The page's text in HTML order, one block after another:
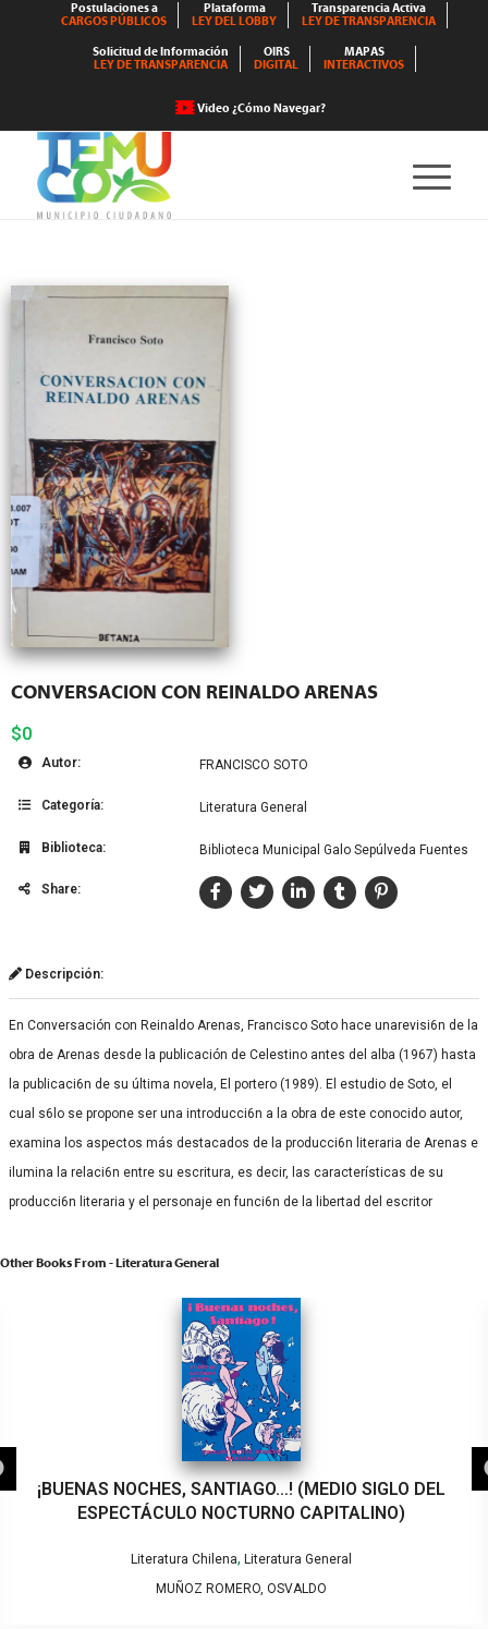
Postulaciones a
CARGOS PÚBLICOS
Plataforma
LEY DEL LOBBY
Transparencia Activa
LEY DE TRANSPARENCIA
Solicitud de Información
LEY DE TRANSPARENCIA
OIRS
DIGITAL
MAPAS
INTERACTIVOS
Video ¿Cómo Navegar?
CONVERSACION CON REINALDO ARENAS
$0
Autor: FRANCISCO SOTO
Categoría: Literatura General
Biblioteca: Biblioteca Municipal Galo Sepúlveda Fuentes
Share:
Descripción:
En Conversación con Reinaldo Arenas, Francisco Soto hace unarevisi6n de la
obra de Arenas desde la publicación de Celestino antes del alba (1967) hasta
la publicaci6n de su última novela, El portero (1989). El estudio de Soto, el
cual s6lo se propone ser una introducci6n a la obra de este conocido autor,
examina los aspectos más destacados de la producci6n literaria de Arenas e
ilumina la relaci6n entre su escritura, es decir, las características de su
producci6n literaria y el personaje en funci6n de la libertad del escritor
Other Books From - Literatura General
¡BUENAS NOCHES, SANTIAGO…! (MEDIO SIGLO DEL
ESPECTÁCULO NOCTURNO CAPITALINO)
Literatura Chilena, Literatura General
MUÑOZ ROMERO, OSVALDO